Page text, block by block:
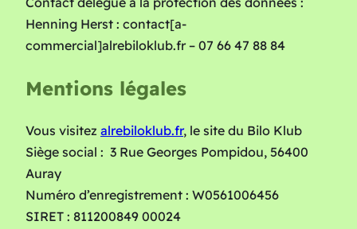
Henning Herst : contact[a-
commercial]alrebiloklub.fr – 07 66 47 88 84
Mentions légales
Vous visitez alrebiloklub.fr, le site du Bilo Klub
Siège social : 3 Rue Georges Pompidou, 56400
Auray
Numéro d’enregistrement : W0561006456
SIRET : 811200849 00024